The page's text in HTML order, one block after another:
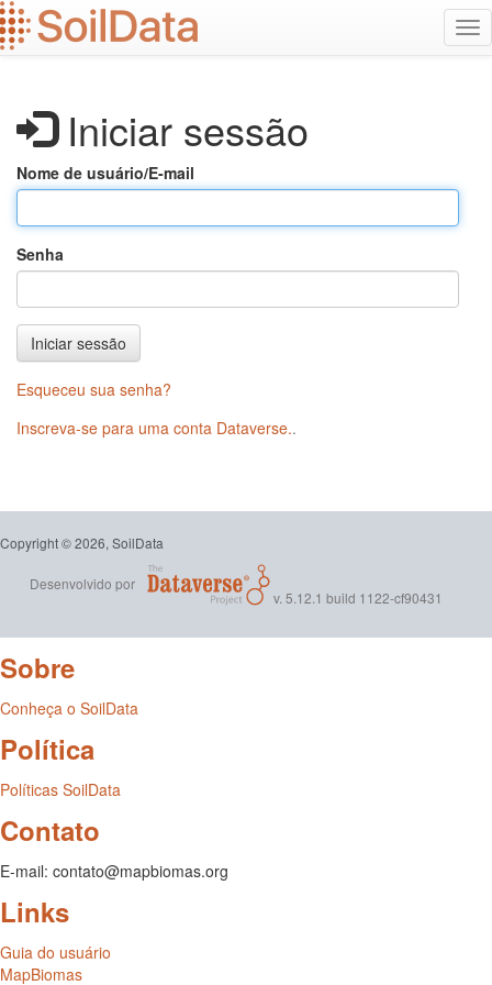
Ir
para
o
Iniciar sessão
Nome de usuário/E-mail
Senha
Iniciar sessão
Esqueceu sua senha?
Inscreva-se para uma conta Dataverse..
Copyright © 2026, SoilData
Desenvolvido por
v. 5.12.1 build 1122-cf90431
Sobre
Conheça o SoilData
Política
Políticas SoilData
Contato
E-mail: contato@mapbiomas.org
Links
Guia do usuário
MapBiomas